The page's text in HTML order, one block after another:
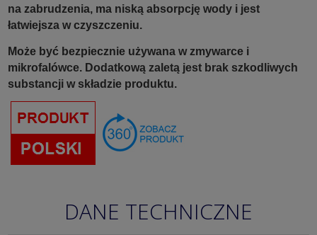
na zabrudzenia, ma niską absorpcję wody i jest
łatwiejsza w czyszczeniu.
Może być bezpiecznie używana w zmywarce i
mikrofalówce. Dodatkową zaletą jest brak szkodliwych
substancji w składzie produktu.
DANE TECHNICZNE